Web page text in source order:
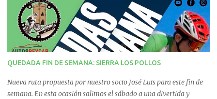
a
r
i
o
s
QUEDADA FIN DE SEMANA: SIERRA LOS POLLOS
Nueva ruta propuesta por nuestro socio José Luis para este fin de
semana. En esta ocasión salimos el sábado a una divertida y